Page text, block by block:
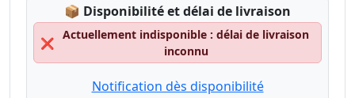
📦 Lagerstatus:
Disponibilité et délai de livraison
❌
Actuellement indisponible : délai de livraison
inconnu
Notification dès disponibilité